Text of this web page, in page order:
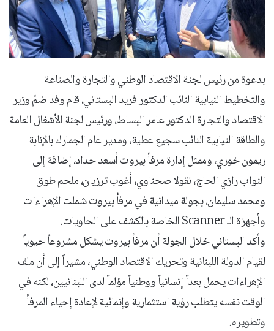
بدعوة من رئيس لجنة الاقتصاد الوطني والتجارة والصناعة
والتخطيط النيابية النائب الدكتور فريد البستاني، قام وفد ضمّ وزير
الاقتصاد والتجارة الدكتور عامر البساط، ورئيس لجنة الأشغال العامة
والطاقة النيابية النائب سجيع عطية، ومدير عام الجمارك بالإنابة
ريمون خوري، وممثل إدارة مرفأ بيروت أسعد حداد، إضافة إلى
النواب رازي الحاج، نقولا صحناوي، أغوب ترزيان، ملحم طوق
ومحمد سليمان، بجولة ميدانية في مرفأ بيروت شملت الإهراءات
وأجهزة الـ Scanner الخاصة بالكشف على الحاويات.
وأكد البستاني خلال الجولة أن مرفأ بيروت يشكل مشروعاً حيوياً
لقيام الدولة اللبنانية وتحريك الاقتصاد الوطني، مشيراً إلى أن ملف
الإهراءات يحمل بعداً إنسانياً ووطنياً مؤلماً لدى اللبنانيين، لكنه في
الوقت نفسه يتطلب رؤية استثمارية وإنمائية لإعادة إحياء المرفأ
وتطويره.